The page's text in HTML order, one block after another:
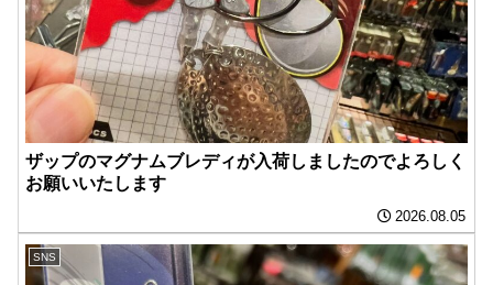
ザップのマグナムブレディが入荷しましたのでよろしく
お願いいたします
2026.08.05
SNS